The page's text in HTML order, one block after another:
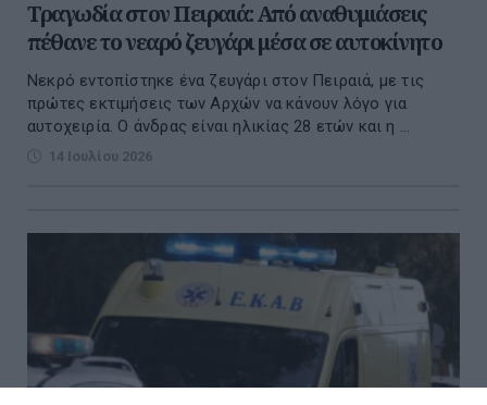
Τραγωδία στον Πειραιά: Από αναθυμιάσεις
πέθανε το νεαρό ζευγάρι μέσα σε αυτοκίνητο
Νεκρό εντοπίστηκε ένα ζευγάρι στον Πειραιά, με τις
πρώτες εκτιμήσεις των Αρχών να κάνουν λόγο για
αυτοχειρία. Ο άνδρας είναι ηλικίας 28 ετών και η ...
14 Ιουλίου 2026